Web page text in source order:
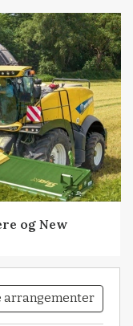
og New
arrangementer